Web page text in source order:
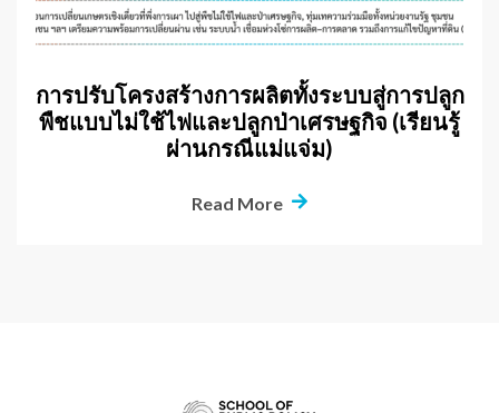
การปรับโครงสร้างการผลิตทั้งระบบสู่การปลูก
พืชแบบไม่ใช้ไฟและปลูกป่าเศรษฐกิจ (เรียนรู้
ผ่านกรณีแม่แจ่ม)
Read More